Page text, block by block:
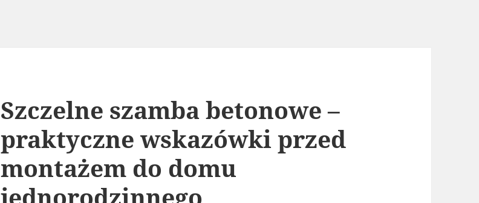
Szczelne szamba betonowe –
praktyczne wskazówki przed
montażem do domu